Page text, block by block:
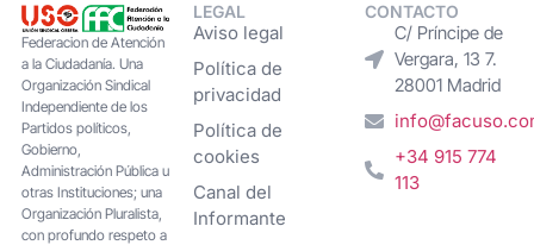
Federacion de Atención
a la Ciudadanía. Una
Organización Sindical
Independiente de los
Partidos políticos,
Gobierno,
Administración Pública u
otras Instituciones; una
Organización Pluralista,
con profundo respeto a
LEGAL
Aviso legal
Política de
privacidad
Política de
cookies
Canal del
Informante
CONTACTO
C/ Príncipe de
Vergara, 13 7.
28001 Madrid
+34 915 774
113